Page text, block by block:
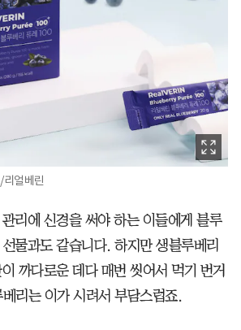
리얼베린
리에 신경을 써야 하는 이들에게 블루
물과도 같습니다. 하지만 생블루베리
까다로운 데다 매번 씻어서 먹기 번거
리는 이가 시려서 부담스럽죠.